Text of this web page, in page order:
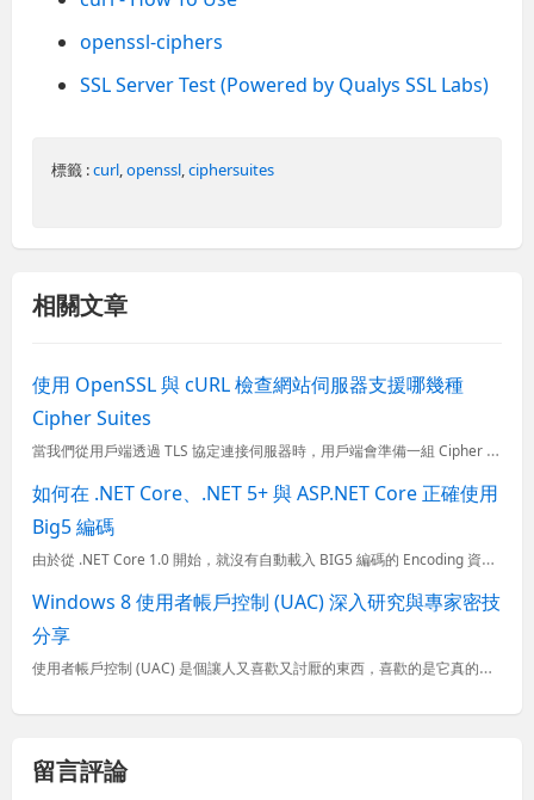
openssl-ciphers
SSL Server Test (Powered by Qualys SSL Labs)
標籤 :curl,openssl,ciphersuites
相關文章
使用 OpenSSL 與 cURL 檢查網站伺服器支援哪幾種
Cipher Suites
當我們從用戶端透過 TLS 協定連接伺服器時，用戶端會準備一組 Cipher Suites 清單給伺服器端，伺服器端必須選用一個強度最高的 Cipher 加密演算法回應，之後才會進行金鑰交換，並開始使
如何在 .NET Core、.NET 5+ 與 ASP.NET Core 正確使用
Big5 編碼
由於從 .NET Core 1.0 開始，就沒有自動載入 BIG5 編碼的 Encoding 資料，所以你沒辦法直接透過 Encoding.GetEncoding("Big5") 取得 Encodin...
Windows 8 使用者帳戶控制 (UAC) 深入研究與專家密技
分享
使用者帳戶控制 (UAC) 是個讓人又喜歡又討厭的東西，喜歡的是它真的讓惡意軟體不容易入侵你的電腦，討厭的是它真的很煩，隨時都有可能跳出一個提示你是否同意執行的畫面，也因此不少人剛安裝完 Window
留言評論